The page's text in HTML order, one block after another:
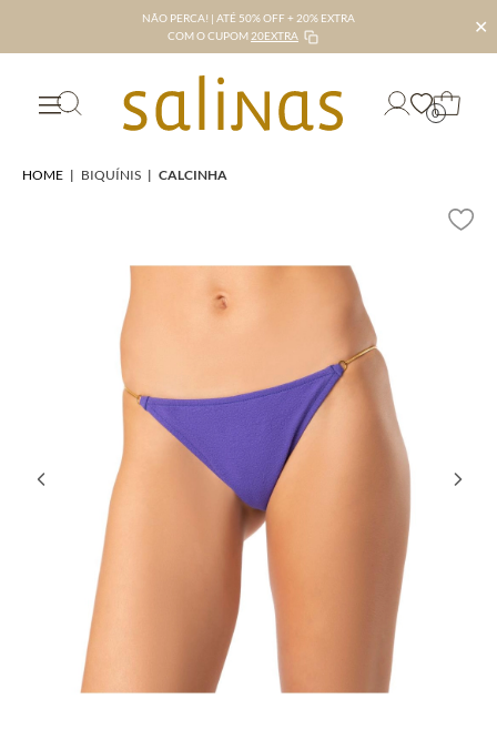
NÃO PERCA! | ATÉ 50% OFF + 20% EXTRA
COM O CUPOM 20EXTRA ✕
0
HOME | BIQUÍNIS | CALCINHA